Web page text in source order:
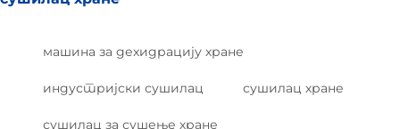
машина за дехидрацију хране
индустријски сушилац сушилац хране
сушилац за сушење хране